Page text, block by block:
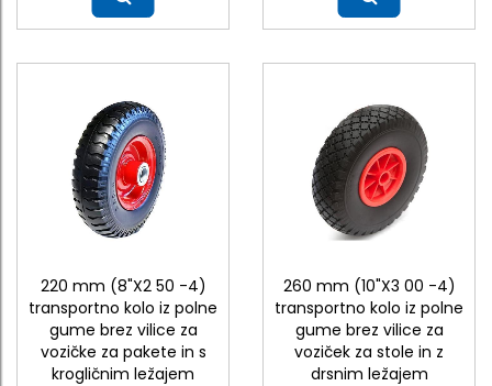
220 mm (8"X2 50 -4)
transportno kolo iz polne
gume brez vilice za
vozičke za pakete in s
krogličnim ležajem
260 mm (10"X3 00 -4)
transportno kolo iz polne
gume brez vilice za
voziček za stole in z
drsnim ležajem